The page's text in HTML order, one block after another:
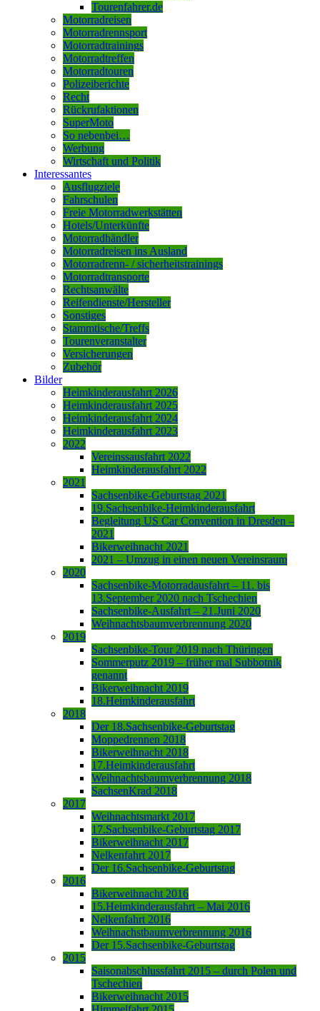
Tourenfahrer.de
Motorradreisen
Motorradrennsport
Motorradtrainings
Motorradtreffen
Motorradtouren
Polizeiberichte
Recht
Rückrufaktionen
SuperMoto
So nebenbei…
Werbung
Wirtschaft und Politik
Interessantes
Ausflugziele
Fahrschulen
Freie Motorradwerkstätten
Hotels/Unterkünfte
Motorradhändler
Motorradreisen ins Ausland
Motorradrenn- / sicherheitstrainings
Motorradtransporte
Rechtsanwälte
Reifendienste/Hersteller
Sonstiges
Stammtische/Treffs
Tourenveranstalter
Versicherungen
Zubehör
Bilder
Heimkinderausfahrt 2026
Heimkinderausfahrt 2025
Heimkinderausfahrt 2024
Heimkinderausfahrt 2023
2022
Vereinssausfahrt 2022
Heimkinderausfahrt 2022
2021
Sachsenbike-Geburtstag 2021
19.Sachsenbike-Heimkinderausfahrt
Begleitung US Car Convention in Dresden –
2021
Bikerweihnacht 2021
2021 – Umzug in einen neuen Vereinsraum
2020
Sachsenbike-Motorradausfahrt – 11. bis
13.September 2020 nach Tschechien
Sachsenbike-Ausfahrt – 21.Juni 2020
Weihnachtsbaumverbrennung 2020
2019
Sachsenbike-Tour 2019 nach Thüringen
Sommerputz 2019 – früher mal Subbotnik
genannt
Bikerweihnacht 2019
18.Heimkinderausfahrt
2018
Der 18.Sachsenbike-Geburtstag
Moppedrennen 2018
Bikerweihnacht 2018
17.Heimkinderausfahrt
Weihnachtsbaumverbrennung 2018
SachsenKrad 2018
2017
Weihnachtsmarkt 2017
17.Sachsenbike-Geburtstag 2017
Bikerweihnacht 2017
Nelkenfahrt 2017
Der 16.Sachsenbike-Geburtstag
2016
Bikerweihnacht 2016
15.Heimkinderausfahrt – Mai 2016
Nelkenfahrt 2016
Weihnachstbaumverbrennung 2016
Der 15.Sachsenbike-Geburtstag
2015
Saisonabschlussfahrt 2015 – durch Polen und
Tschechien
Bikerweihnacht 2015